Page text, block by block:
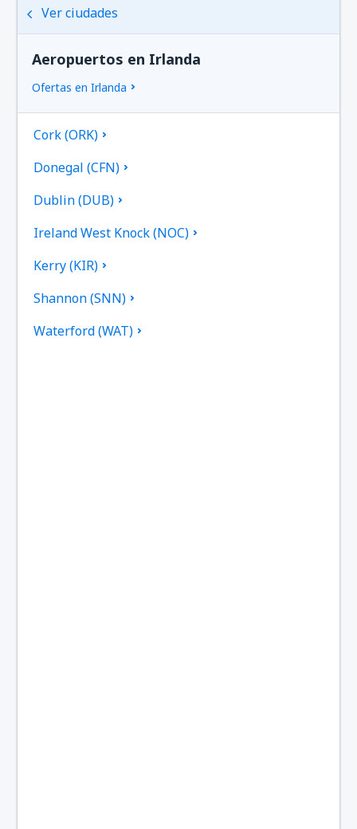
Ver ciudades
Aeropuertos en Irlanda
Ofertas en Irlanda
Cork (ORK)
Donegal (CFN)
Dublin (DUB)
Ireland West Knock (NOC)
Kerry (KIR)
Shannon (SNN)
Waterford (WAT)